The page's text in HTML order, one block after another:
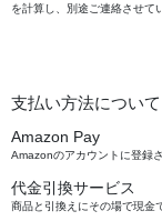
を計算し、別途ご連絡させて
支払い方法について
Amazon Pay
Amazonのアカウントに登録
代金引換サービス
商品と引換えにその場で現金